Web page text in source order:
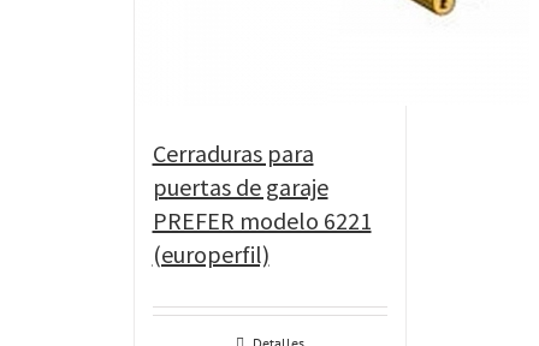
Cerraduras para
puertas de garaje
PREFER modelo 6221
(europerfil)